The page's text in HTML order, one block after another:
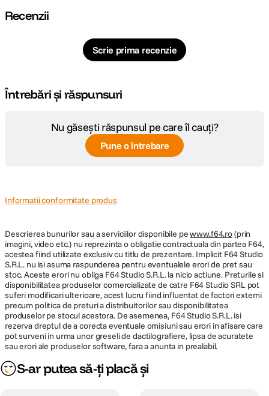
Recenzii
Scrie prima recenzie
Întrebări și răspunsuri
Nu găsești răspunsul pe care îl cauți?
Pune o întrebare
Informatii conformitate produs
Descrierea bunurilor sau a serviciilor disponibile pewww.f64.ro(prin
imagini, video etc.) nu reprezinta o obligatie contractuala din partea F64,
acestea fiind utilizate exclusiv cu titlu de prezentare. Implicit F64 Studio
S.R.L. nu isi asuma raspunderea pentru eventualele erori de pret sau
stoc. Aceste erori nu obliga F64 Studio S.R.L. la nicio actiune. Preturile si
disponibilitatea produselor comercializate de catre F64 Studio SRL pot
suferi modificari ulterioare, acest lucru fiind influentat de factori externi
precum politica de preturi a distribuitorilor sau disponibilitatea
produselor pe stocul acestora. De asemenea, F64 Studio S.R.L. isi
rezerva dreptul de a corecta eventuale omisiuni sau erori in afisare care
pot surveni in urma unor greseli de dactilografiere, lipsa de acuratete
sau erori ale produselor software, fara a anunta in prealabil.
S-ar putea să-ți placă și